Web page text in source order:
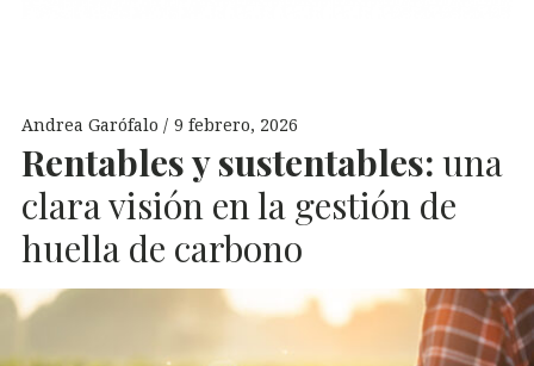
Andrea Garófalo 9 febrero, 2026
Rentables y sustentables: una
clara visión en la gestión de
huella de carbono